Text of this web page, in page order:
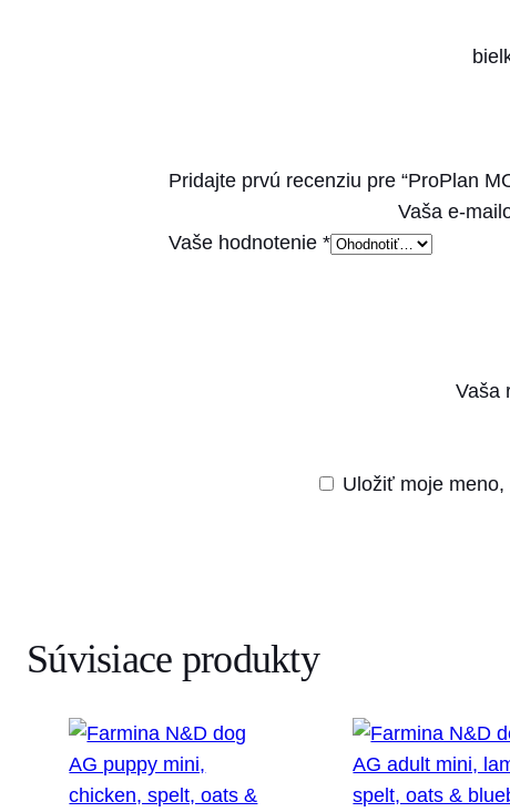
Pridajte prvú recenziu pre “ProPlan
Vaša e-
Vaše hodnotenie *
Vaša
Uložiť moje
Súvisiace produkty